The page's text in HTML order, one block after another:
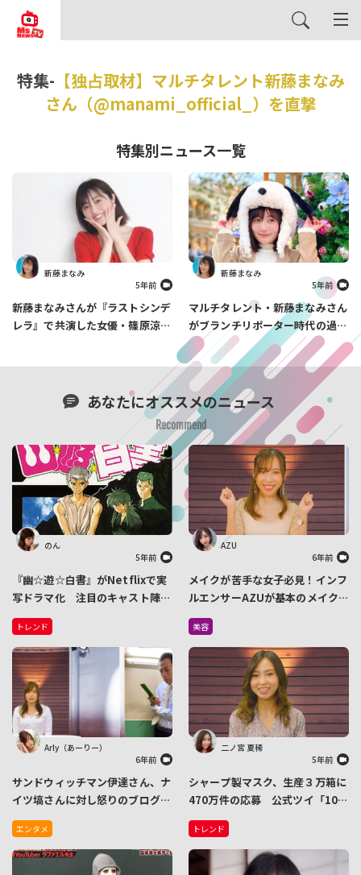
特集- 【独占取材】マルチタレント新藤まなみ
さん（@manami_official_）を直撃
特集別ニュース一覧
新藤まなみ
5年前
新藤まなみさんが『ラストシンデ
レラ』で共演した女優・篠原涼子
新藤まなみ
5年前
マルチタレント・新藤まなみさん
がブランチリポーター時代の過酷
な〇〇について激白…
あなたにオススメのニュース
Recommend
のん
5年前
『幽☆遊☆白書』がNetflixで実
写ドラマ化 注目のキャスト陣は
後日発表
トレンド
AZU
6年前
メイクが苦手な女子必見！インフ
ルエンサーAZUが基本のメイク
方法をレクチャーします
美容
Arly（あーりー）
6年前
サンドウィッチマン伊達さん、ナ
イツ塙さんに対し怒りのブログを
アップ！きっかけはガラケ
ー・・・？
エンタメ
二ノ宮 夏稀
5年前
シャープ製マスク、生産３万箱に
470万件の応募 公式ツイ「107
年の歴史で最大のヒット商品がマ
スクになってしまいそうで複雑」
トレンド